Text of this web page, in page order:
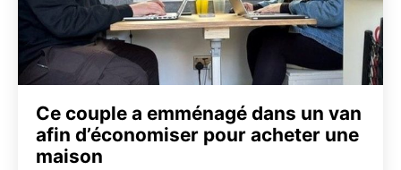
Ce couple a emménagé dans un van
afin d’économiser pour acheter une
maison